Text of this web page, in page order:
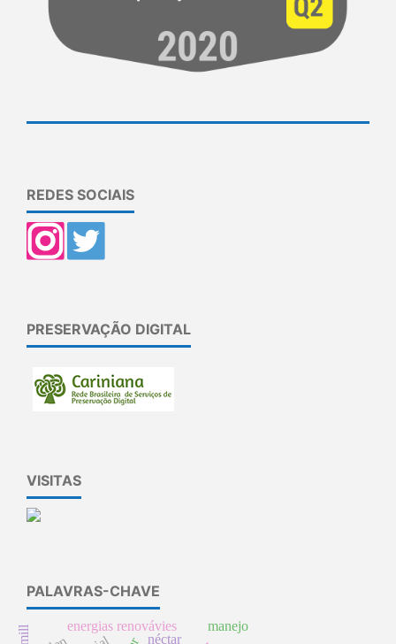
REDES SOCIAIS
PRESERVAÇÃO DIGITAL
VISITAS
PALAVRAS-CHAVE
energias renovávies manejo
néctar